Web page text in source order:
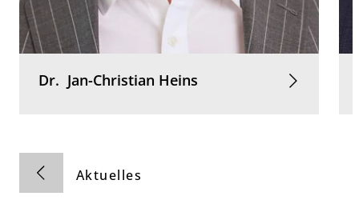
Dr. Jan-Christian Heins
Aktuelles